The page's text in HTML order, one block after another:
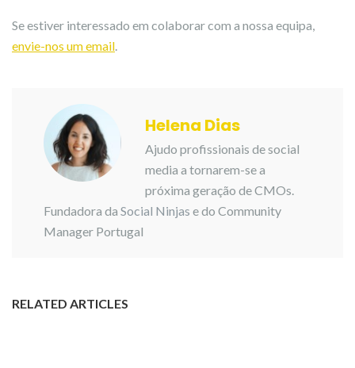
Se estiver interessado em colaborar com a nossa equipa,
envie-nos um email.
Helena Dias
Ajudo profissionais de social
media a tornarem-se a
próxima geração de CMOs.
Fundadora da Social Ninjas e do Community
Manager Portugal
RELATED ARTICLES